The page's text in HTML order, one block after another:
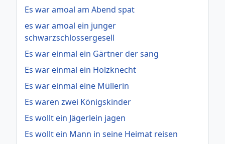
Es war amoal am Abend spat
es war amoal ein junger
schwarzschlossergesell
Es war einmal ein Gärtner der sang
Es war einmal ein Holzknecht
Es war einmal eine Müllerin
Es waren zwei Königskinder
Es wollt ein Jägerlein jagen
Es wollt ein Mann in seine Heimat reisen